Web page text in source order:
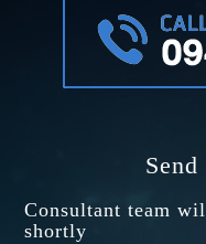
Send
Consultant team
shortly